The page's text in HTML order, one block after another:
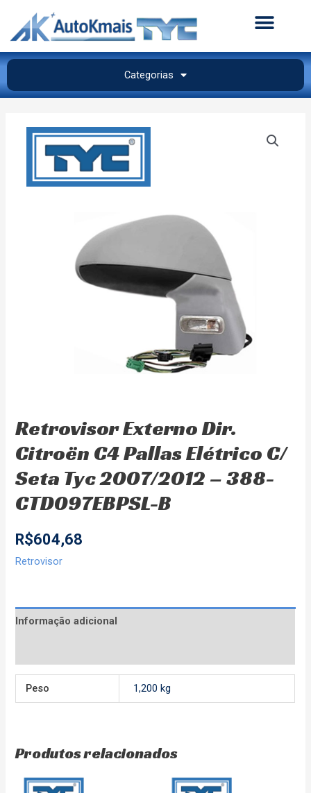
Categorias
Retrovisor Externo Dir.
Citroën C4 Pallas Elétrico C/
Seta Tyc 2007/2012 – 388-
CTD097EBPSL-B
R$604,68
Retrovisor
Informação adicional
Peso 1,200 kg
Produtos relacionados